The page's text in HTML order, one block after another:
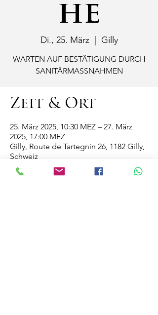
he
Di., 25. März
  |
Gilly
WARTEN AUF BESTÄTIGUNG DURCH
SANITÄRMASSNAHMEN
Zeit & Ort
25. März 2025, 10:30 MEZ – 27. März
2025, 17:00 MEZ
Gilly, Route de Tartegnin 26, 1182 Gilly,
Schweiz